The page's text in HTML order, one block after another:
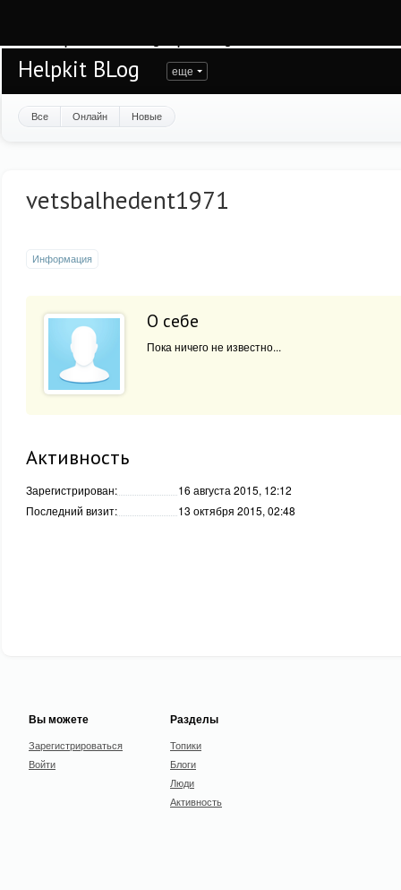
Helpkit BLog еще
Все Онлайн Новые
vetsbalhedent1971
Информация
О себе
Пока ничего не известно...
Активность
Зарегистрирован:
16 августа 2015, 12:12
Последний визит:
13 октября 2015, 02:48
Вы можете
Зарегистрироваться
Войти
Разделы
Топики
Блоги
Люди
Активность